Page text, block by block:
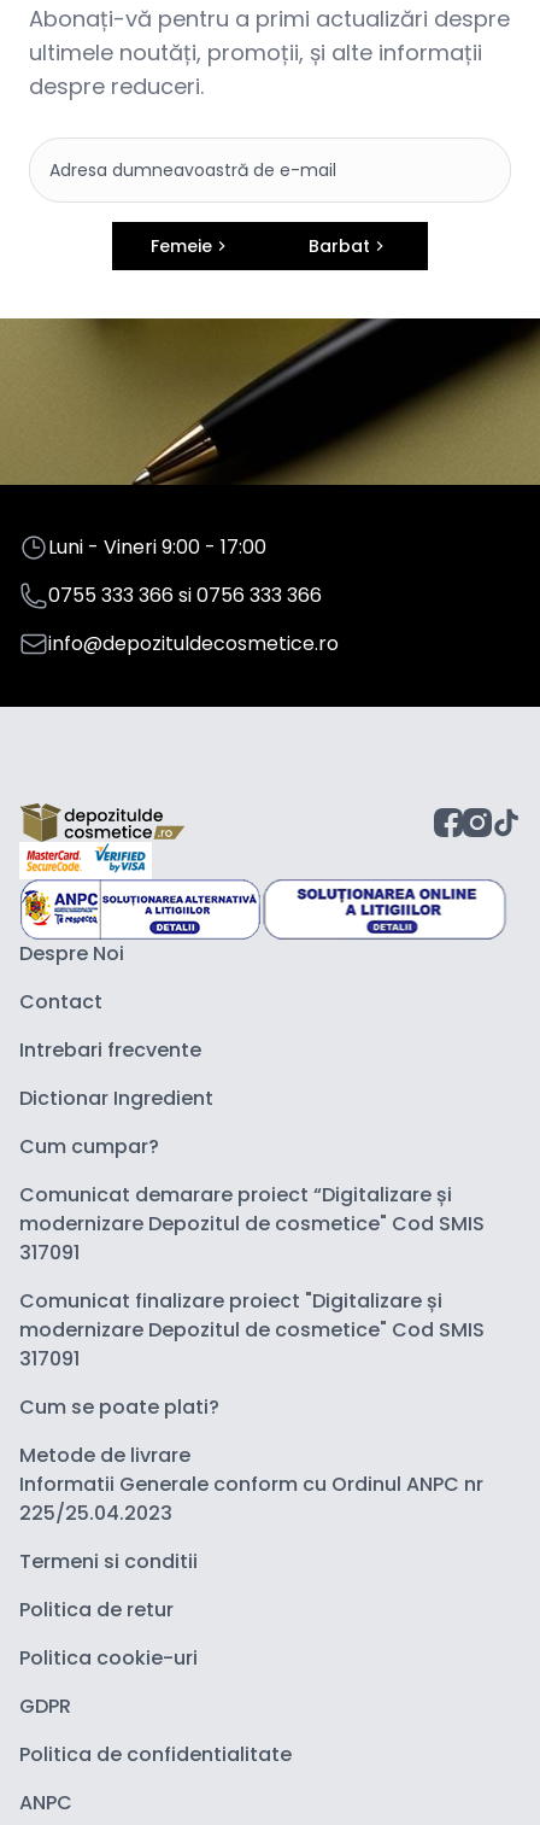
Abonați-vă pentru a primi actualizări despre
ultimele noutăți, promoții, și alte informații
despre reduceri.
Femeie Barbat
Luni - Vineri 9:00 - 17:00
0755 333 366si0756 333 366
info@depozituldecosmetice.ro
Despre Noi
Contact
Intrebari frecvente
Dictionar Ingredient
Cum cumpar?
Comunicat demarare proiect “Digitalizare și
modernizare Depozitul de cosmetice" Cod SMIS
317091
Comunicat finalizare proiect "Digitalizare și
modernizare Depozitul de cosmetice" Cod SMIS
317091
Cum se poate plati?
Metode de livrare
Informatii Generale conform cu Ordinul ANPC nr
225/25.04.2023
Termeni si conditii
Politica de retur
Politica cookie-uri
GDPR
Politica de confidentialitate
ANPC